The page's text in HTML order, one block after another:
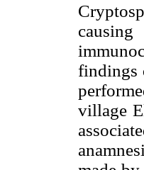
findings
village